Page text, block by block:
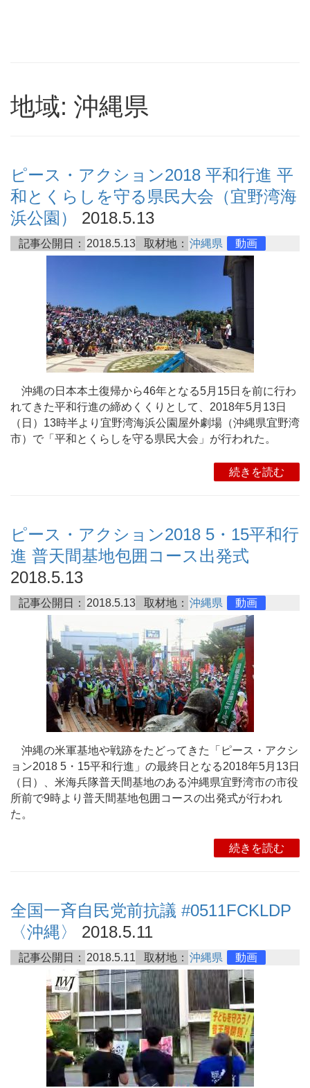
地域: 沖縄県
ピース・アクション2018 平和行進 平
和とくらしを守る県民大会（宜野湾海
浜公園）
2018.5.13
記事公開日： 2018.5.13 取材地： 沖縄県 動画
沖縄の日本本土復帰から46年となる5月15日を前に行わ
れてきた平和行進の締めくくりとして、2018年5月13日
（日）13時半より宜野湾海浜公園屋外劇場（沖縄県宜野湾
市）で「平和とくらしを守る県民大会」が行われた。
続きを読む
ピース・アクション2018 5・15平和行
進 普天間基地包囲コース出発式
2018.5.13
記事公開日： 2018.5.13 取材地： 沖縄県 動画
沖縄の米軍基地や戦跡をたどってきた「ピース・アクシ
ョン2018 5・15平和行進」の最終日となる2018年5月13日
（日）、米海兵隊普天間基地のある沖縄県宜野湾市の市役
所前で9時より普天間基地包囲コースの出発式が行われ
た。
続きを読む
全国一斉自民党前抗議 #0511FCKLDP
〈沖縄〉
2018.5.11
記事公開日： 2018.5.11 取材地： 沖縄県 動画